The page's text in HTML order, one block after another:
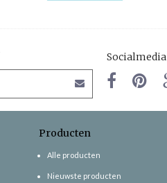
Socialmedia
Producten
Alle producten
Nieuwste producten